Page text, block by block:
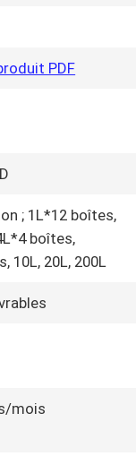
PDF
; 1L*12 boîtes,
boîtes,
10L, 20L, 200L
mois